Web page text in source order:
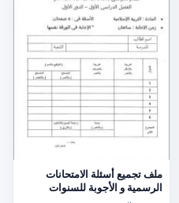
ملف تجميع أسئلة الامتحانات
الرسمية و الأجوبة للسنوات